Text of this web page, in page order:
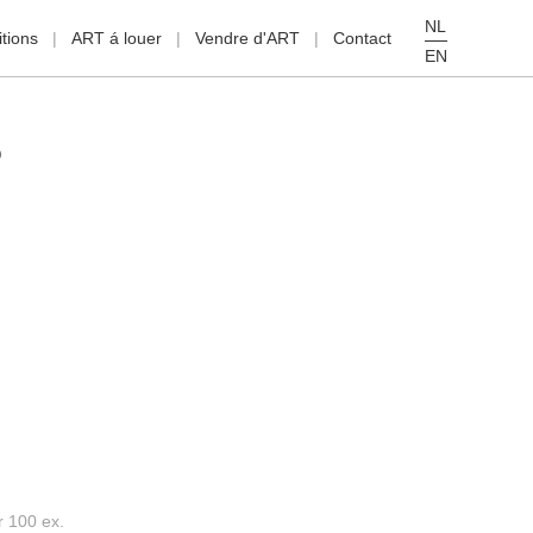
NL
EN
ART á louer Vendre d'ART Contact
100 ex.